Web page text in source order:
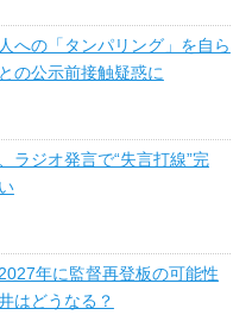
への「タンパリング」を自ら
の公示前接触疑惑に
ラジオ発言で“失言打線”完
年に監督再登板の可能性
はどうなる？